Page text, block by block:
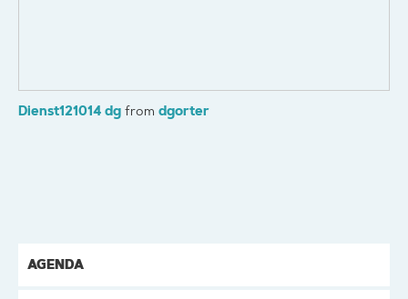
Dienst121014 dg from dgorter
AGENDA